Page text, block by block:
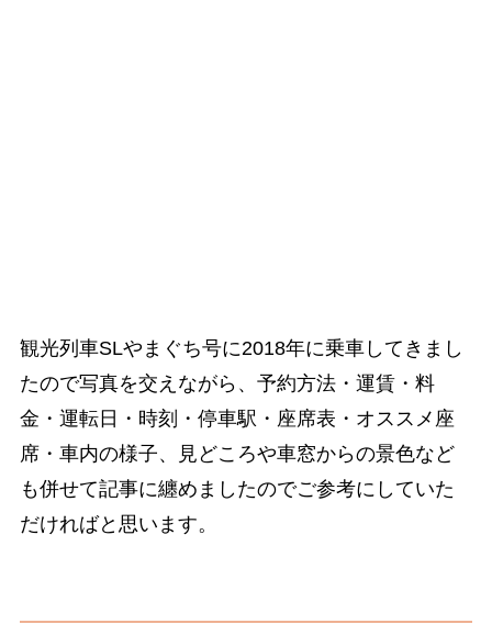
観光列車SLやまぐち号に2018年に乗車してきまし
たので写真を交えながら、予約方法・運賃・料
金・運転日・時刻・停車駅・座席表・オススメ座
席・車内の様子、見どころや車窓からの景色など
も併せて記事に纏めましたのでご参考にしていた
だければと思います。